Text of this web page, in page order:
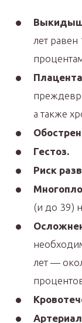
лет
а также
Гестоз.
Риск
(и до 39)
лет —